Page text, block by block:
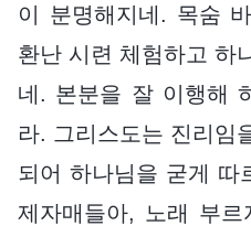
이 분명해지네. 목숨
환난 시련 체험하고 하
네. 본분을 잘 이행해
라. 그리스도는 진리임
되어 하나님을 굳게 따
제자매들아, 노래 부